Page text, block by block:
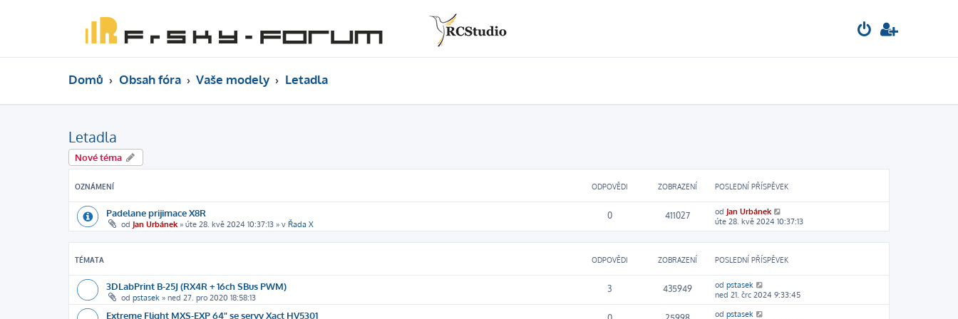
Domů Obsah fóra Vaše modely Letadla
Letadla
Nové téma
OZNÁMENÍ ODPOVĚDI ZOBRAZENÍ POSLEDNÍ PŘÍSPĚVEK
Padelane prijimace X8R
od Jan Urbánek » úte 28. kvě 2024 10:37:13 » v Řada X
0 411027 od Jan Urbánek
úte 28. kvě 2024 10:37:13
TÉMATA ODPOVĚDI ZOBRAZENÍ POSLEDNÍ PŘÍSPĚVEK
3DLabPrint B-25J (RX4R + 16ch SBus PWM)
od pstasek » ned 27. pro 2020 18:58:13
3 435949 od pstasek
ned 21. črc 2024 9:33:45
Extreme Flight MXS-EXP 64" se servy Xact HV5301 od pstasek